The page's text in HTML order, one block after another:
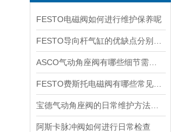
FESTO电磁阀如何进行维护保养呢
阿斯卡脉冲阀如何进行日常检查